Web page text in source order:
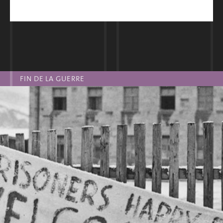
baraques 22 et 23. Maladies, faim et
épuisement font rapidement grimper le
nombre des morts à partir de l’hiver 1944. À
aucune autre période ne meurent autant de
prisonniers qu’au cours de la dernière année
de la guerre.
FIN DE LA GUERRE